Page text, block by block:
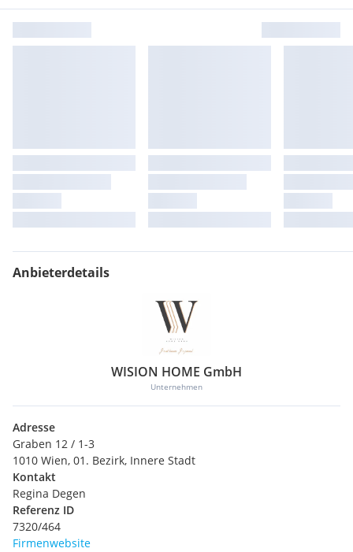
Anbieterdetails
WISION HOME GmbH
Unternehmen
Adresse
Graben 12 / 1-3
1010 Wien, 01. Bezirk, Innere Stadt
Kontakt
Regina Degen
Referenz ID
7320/464
Firmenwebsite